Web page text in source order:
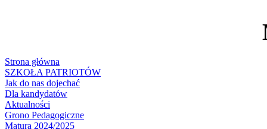
Strona główna
SZKOŁA PATRIOTÓW
Jak do nas dojechać
Dla kandydatów
Aktualności
Grono Pedagogiczne
Matura 2024/2025